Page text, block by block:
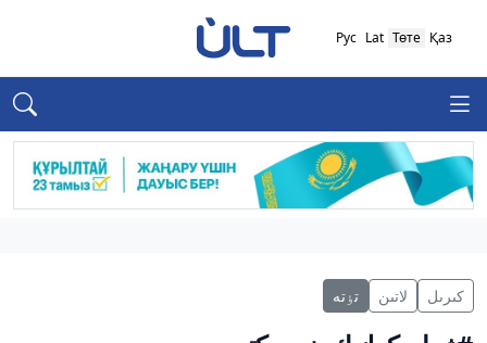
Қаз
Төте
Lat
Рус
كىرىل لاتىن تٶتە